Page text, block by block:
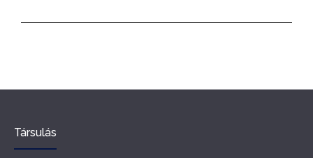
Társulás